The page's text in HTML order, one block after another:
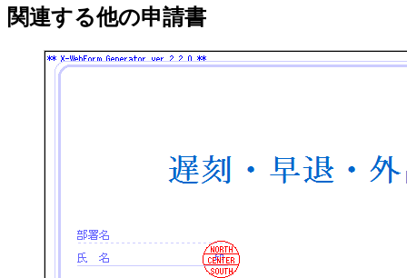
関連する他の申請書